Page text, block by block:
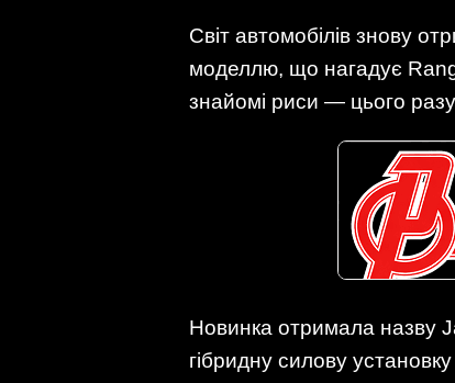
Світ автомобілів знову
моделлю, що нагадує
знайомі риси — цього
Новинка отримала назву
гібридну силову